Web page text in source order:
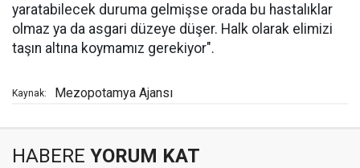
yaratabilecek duruma gelmişse orada bu hastalıklar
olmaz ya da asgari düzeye düşer. Halk olarak elimizi
taşın altına koymamız gerekiyor".
Kaynak: Mezopotamya Ajansı
HABERE YORUM KAT